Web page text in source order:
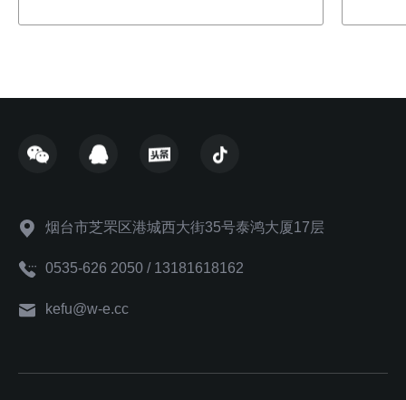
烟台市芝罘区港城西大街35号泰鸿大厦17层
0535-626 2050 / 13181618162
kefu@w-e.cc